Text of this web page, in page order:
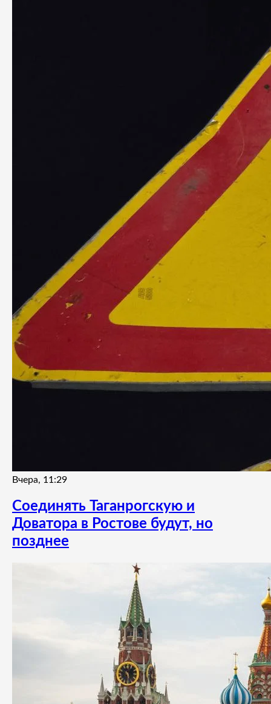
Вчера, 11:29
Соединять Таганрогскую и
Доватора в Ростове будут, но
позднее